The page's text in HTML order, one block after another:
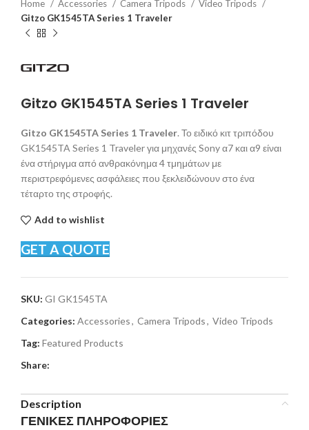
Home Accessories Camera Tripods
Video Tripods
Gitzo GK1545TA Series 1 Traveler
Gitzo GK1545TA Series 1 Traveler
Gitzo GK1545TA Series 1 Traveler. Το ειδικό κιτ τριπόδου
GK1545TA Series 1 Traveler για μηχανές Sony α7 και α9 είναι
ένα στήριγμα από ανθρακόνημα 4 τμημάτων με
περιστρεφόμενες ασφάλειες που ξεκλειδώνουν στο ένα
τέταρτο της στροφής.
Add to wishlist
GET A QUOTE
SKU: GI GK1545TA
Categories: Accessories, Camera Tripods, Video Tripods
Tag: Featured Products
Share:
Description
ΓΕΝΙΚΕΣ ΠΛΗΡΟΦΟΡΙΕΣ